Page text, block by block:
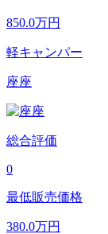
850.0万円
軽キャンパー
座座
総合評価
0
最低販売価格
380.0万円